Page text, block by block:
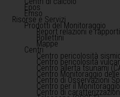
Epos
Emso
Risorse e Servizi
Prodotti del Monitoraggio
Report relazioni e rapporti
Bollettini
Mappe
Centri
Centro pericolosità
Centro pericolosità
Centro allerta tsunami
Centro Monitoraggio
Centro di Osservazioni
Centro per il
Centro di